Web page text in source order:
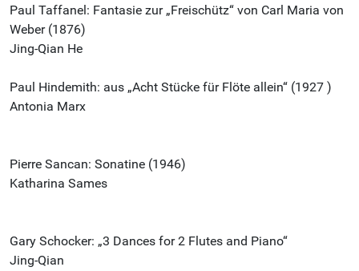
Paul Taffanel: Fantasie zur „Freischütz“ von Carl Maria von
Weber (1876)
Jing-Qian He
Paul Hindemith: aus „Acht Stücke für Flöte allein“ (1927 )
Antonia Marx
Pierre Sancan: Sonatine (1946)
Katharina Sames
Gary Schocker: „3 Dances for 2 Flutes and Piano“
Jing-Qian